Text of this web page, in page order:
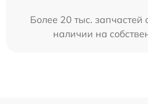
Более 20 тыс. запчастей
наличии на